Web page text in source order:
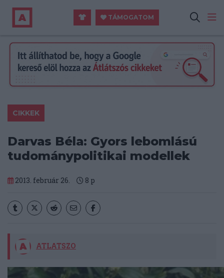
TÁMOGATOM
CIKKEK
Darvas Béla: Gyors lebomlású
tudománypolitikai modellek
2013. február 26. 8 p
ATLATSZO